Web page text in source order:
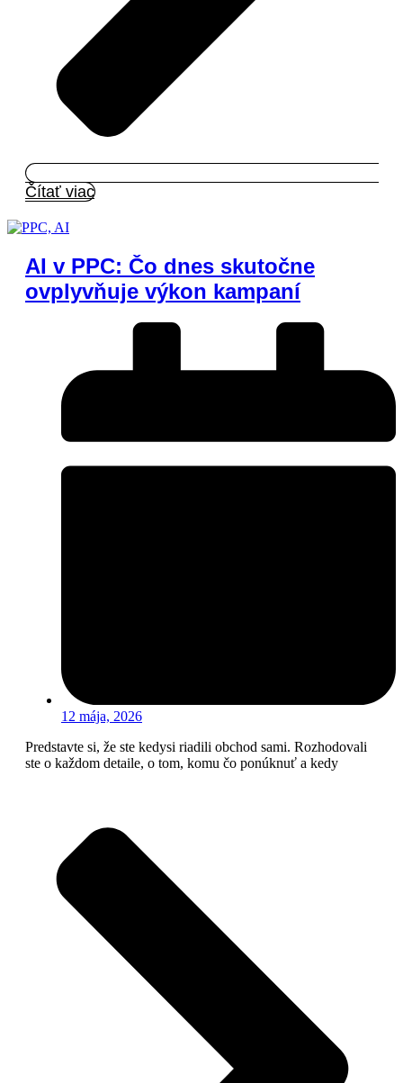
Čítať viac
AI v PPC: Čo dnes skutočne
ovplyvňuje výkon kampaní
12 mája, 2026
Predstavte si, že ste kedysi riadili obchod sami. Rozhodovali
ste o každom detaile, o tom, komu čo ponúknuť a kedy